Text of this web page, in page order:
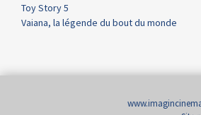
Toy Story 5
Vaiana, la légende du bout du monde